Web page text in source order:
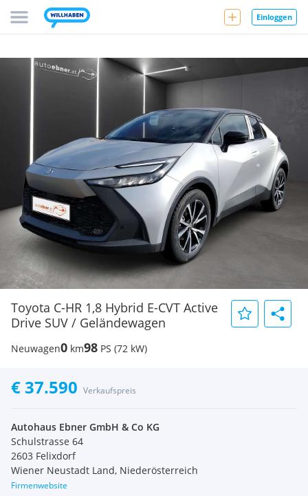
Einloggen
Toyota C-HR 1,8 Hybrid E-CVT Active
Drive SUV / Geländewagen
Neuwagen0 km98 PS (72 kW)
€ 37.590 Verkaufspreis
Autohaus Ebner GmbH & Co KG
Schulstrasse 64
2603 Felixdorf
Wiener Neustadt Land, Niederösterreich
Firmenwebsite